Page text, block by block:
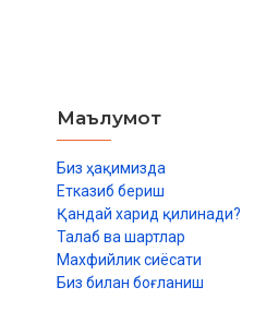
Маълумот
Биз ҳақимизда
Етказиб бериш
Қандай харид қилинади?
Талаб ва шартлар
Махфийлик сиёсати
Биз билан боғланиш